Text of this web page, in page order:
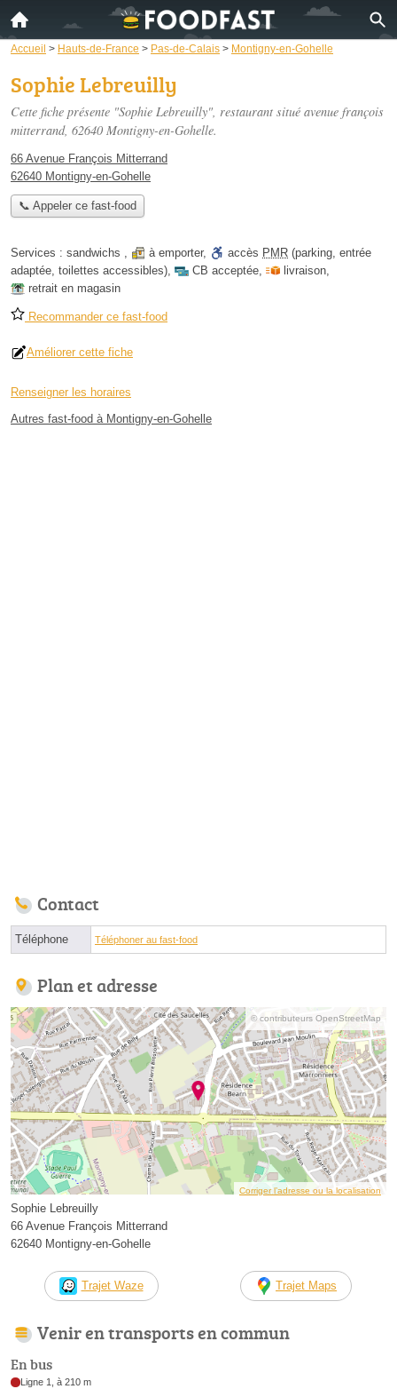
Accueil > Hauts-de-France > Pas-de-Calais > Montigny-en-Gohelle
Sophie Lebreuilly
Cette fiche présente "Sophie Lebreuilly", restaurant situé avenue françois
mitterrand, 62640 Montigny-en-Gohelle.
66 Avenue François Mitterrand
62640 Montigny-en-Gohelle
📞 Appeler ce fast-food
Services : sandwichs , à emporter, accès PMR (parking, entrée
adaptée, toilettes accessibles), CB acceptée, livraison,
retrait en magasin
Recommander ce fast-food
Améliorer cette fiche
Renseigner les horaires
Autres fast-food à Montigny-en-Gohelle
Contact
Téléphone Téléphoner au fast-food
Plan et adresse
© contributeurs OpenStreetMap
Corriger l’adresse ou la localisation
Sophie Lebreuilly
66 Avenue François Mitterrand
62640 Montigny-en-Gohelle
Trajet Waze Trajet Maps
Venir en transports en commun
En bus
Ligne 1, à 210 m